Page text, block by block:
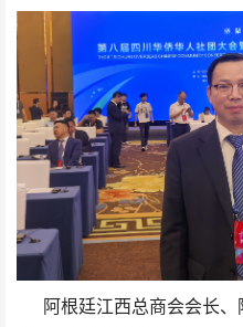
阿根廷江西总商会会长